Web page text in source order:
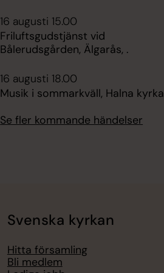
16 augusti 15.00
Friluftsgudstjänst vid
Bålerudsgården, Älgarås, .
16 augusti 18.00
Musik i sommarkväll, Halna kyrka
Se fler kommande händelser
Svenska kyrkan
Hitta församling
Bli medlem